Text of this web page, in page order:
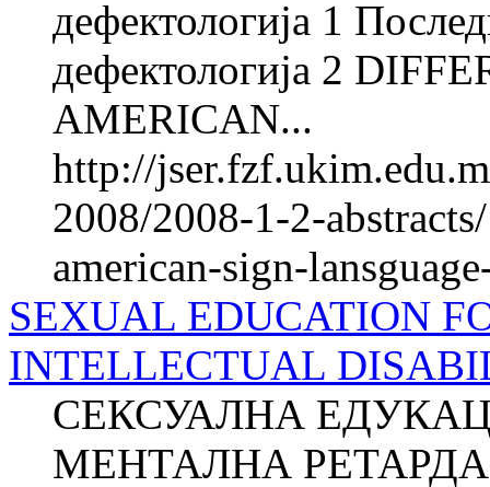
дефектологија 1
дефектологија 2
AMERICAN...
http://
2008/2008-1-2-
american-sign-
SEXUAL EDUCATION
INTELLECTUAL
СЕКСУАЛНА
МЕНТАЛНА